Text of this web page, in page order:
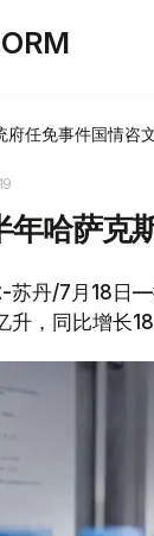
府任免事件国情咨
年哈萨克
苏丹/7月18日
，同比增长